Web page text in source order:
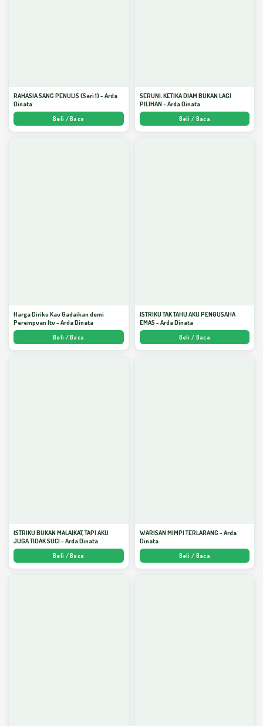
RAHASIA SANG PENULIS (Seri 1) - Arda
Dinata
Beli / Baca
SERUNI: KETIKA DIAM BUKAN LAGI
PILIHAN - Arda Dinata
Beli / Baca
Harga Diriku Kau Gadaikan demi
Perempuan Itu - Arda Dinata
Beli / Baca
ISTRIKU TAK TAHU AKU PENGUSAHA
EMAS - Arda Dinata
Beli / Baca
ISTRIKU BUKAN MALAIKAT, TAPI AKU
JUGA TIDAK SUCI - Arda Dinata
Beli / Baca
WARISAN MIMPI TERLARANG - Arda
Dinata
Beli / Baca